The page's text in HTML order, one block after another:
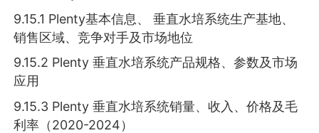
9.15.1 Plenty基本信息、 垂直水培系统生产基地、
销售区域、竞争对手及市场地位
9.15.2 Plenty 垂直水培系统产品规格、参数及市场
应用
9.15.3 Plenty 垂直水培系统销量、收入、价格及毛
利率（2020-2024）